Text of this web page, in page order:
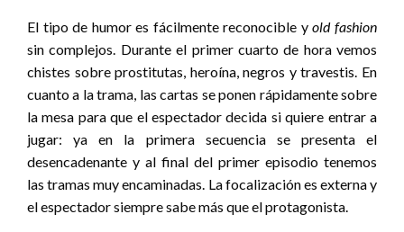
El tipo de humor es fácilmente reconocible yold fashion
sin complejos. Durante el primer cuarto de hora vemos
chistes sobre prostitutas, heroína, negros y travestis. En
cuanto a la trama, las cartas se ponen rápidamente sobre
la mesa para que el espectador decida si quiere entrar a
jugar: ya en la primera secuencia se presenta el
desencadenante y al final del primer episodio tenemos
las tramas muy encaminadas. La focalización es externa y
el espectador siempre sabe más que el protagonista.